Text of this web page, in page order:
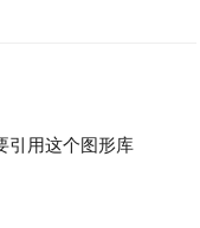
用这个图形库